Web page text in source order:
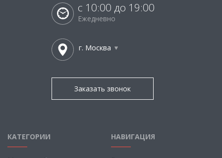
с 10:00 до 19:00
Ежедневно
г. Москва
Заказать звонок
КАТЕГОРИИ НАВИГАЦИЯ